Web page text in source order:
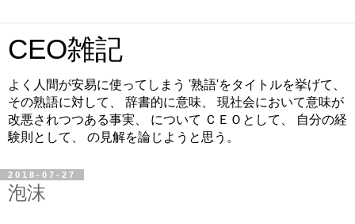
CEO雑記
よく人間が安易に使ってしまう '熟語'をタイトルを挙げて、
その熟語に対して、 辞書的に意味、 現社会において意味が
改悪されつつある事実、 について ＣＥＯとして、 自分の経
験則として、 の見解を論じようと思う。
2018-07-27
泡沫